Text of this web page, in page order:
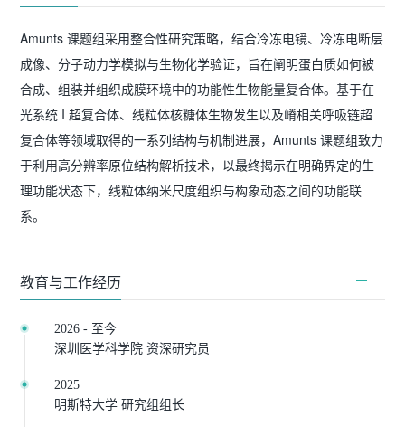
Amunts 课题组采用整合性研究策略，结合冷冻电镜、冷冻电断层
成像、分子动力学模拟与生物化学验证，旨在阐明蛋白质如何被
合成、组装并组织成膜环境中的功能性生物能量复合体。基于在
光系统 I 超复合体、线粒体核糖体生物发生以及嵴相关呼吸链超
复合体等领域取得的一系列结构与机制进展，Amunts 课题组致力
于利用高分辨率原位结构解析技术，以最终揭示在明确界定的生
理功能状态下，线粒体纳米尺度组织与构象动态之间的功能联
系。
教育与工作经历
2026 - 至今
深圳医学科学院 资深研究员
2025
明斯特大学 研究组组长